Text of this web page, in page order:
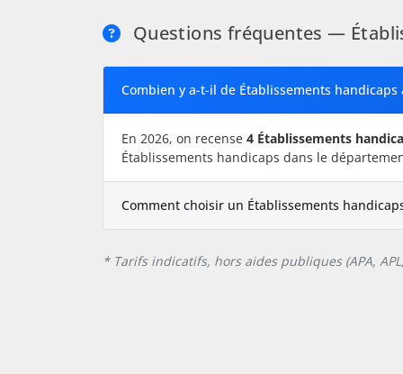
Questions fréquentes —
Combien y a-t-il de Établissements handicaps
En 2026, on recense 4 Établissements
Établissements handicaps dans le
Comment choisir un Établissements
* Tarifs indicatifs, hors aides publiques (APA,